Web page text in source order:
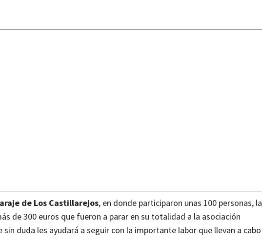
de Los Castillarejos, en donde participaron unas 100 personas, la
de 300 euros que fueron a parar en su totalidad a la asociación
duda les ayudará a seguir con la importante labor que llevan a cabo